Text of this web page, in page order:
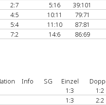
2:7 5:16 39:101
4:5 10:11 79:71
5:4 11:10 87:81
7:2 14:6 86:69
Info SG Einzel
1:3 1:2
1:3 2:2